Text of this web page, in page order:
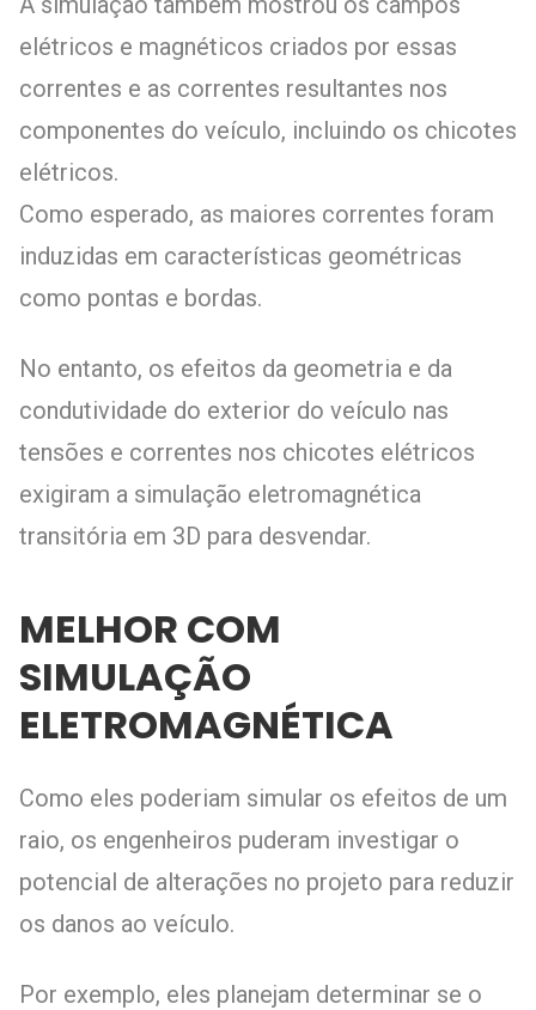
elétricos e magnéticos criados por essas
correntes e as correntes resultantes nos
componentes do veículo, incluindo os chicotes
elétricos.
Como esperado, as maiores correntes foram
induzidas em características geométricas
como pontas e bordas.
No entanto, os efeitos da geometria e da
condutividade do exterior do veículo nas
tensões e correntes nos chicotes elétricos
exigiram a simulação eletromagnética
transitória em 3D para desvendar.
MELHOR COM
SIMULAÇÃO
ELETROMAGNÉTICA
Como eles poderiam simular os efeitos de um
raio, os engenheiros puderam investigar o
potencial de alterações no projeto para reduzir
os danos ao veículo.
Por exemplo, eles planejam determinar se o